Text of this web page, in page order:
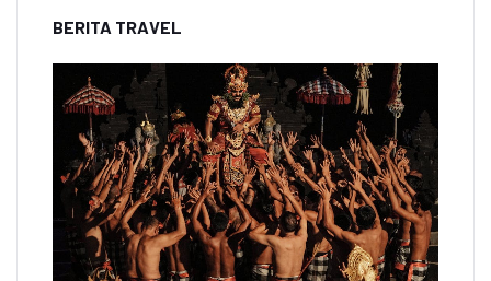
BERITA TRAVEL